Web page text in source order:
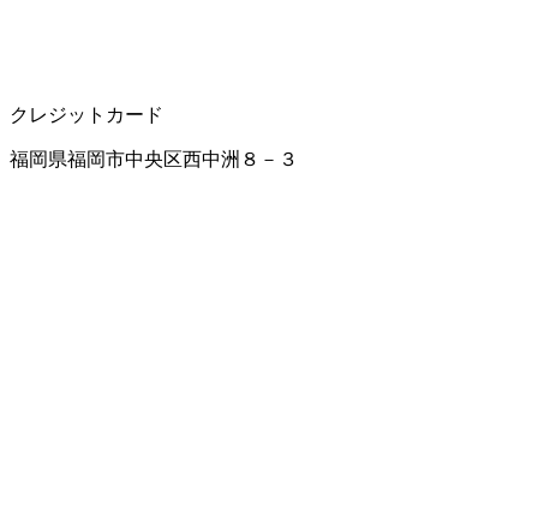
クレジットカード
福岡県福岡市中央区西中洲８－３